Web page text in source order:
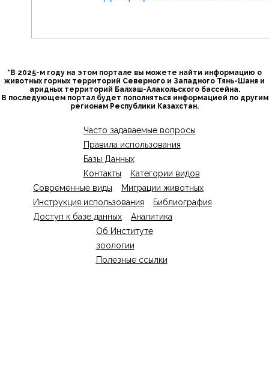
*В 2025-м году на этом портале вы можете найти информацию о
животных горных территорий Северного и Западного Тянь-Шаня и
аридных территорий Балхаш-Алакольского бассейна.
В последующем портал будет пополняться информацией по другим
регионам Республики Казахстан.
Часто задаваемые вопросы
Правила использования
Базы Данных
Контакты
Категории видов
Современные виды
Миграции животных
Инструкция использования
Библиография
Доступ к базе данных
Аналитика
Об Институте
зоологии
Полезные ссылки